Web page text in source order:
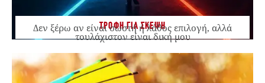
ΤΡΟΦΗ ΓΙΑ ΣΚΕΨΗ
Δεν ξέρω αν είναι σωστή ή λάθος επιλογή, αλλά
τουλάχιστον είναι δική μου